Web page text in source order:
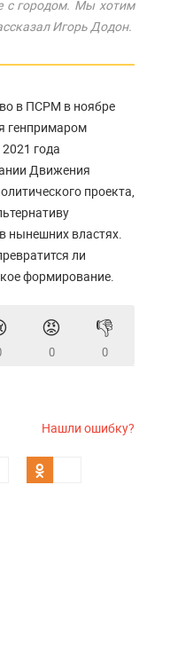
с городом. Мы хотим
Игорь Додон.
в ПСРМ в ноябре
генпримаром
года
Движения
проекта,
нынешних властях.
ли
формирование.
😡
0
👎
0
Нашли ошибку?